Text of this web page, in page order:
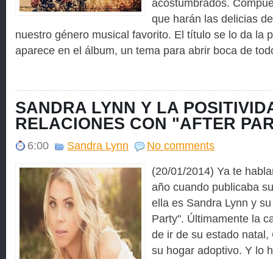
acostumbrados.
que harán las delicias
nuestro género musical favorito. El título se lo da la
aparece en el álbum, un tema para abrir boca de
SANDRA LYNN Y LA
RELACIONES CON "AFTER
6:00 Sandra Lynn
No comments
(20/01/2014) Ya te
año cuando publicaba
ella es Sandra Lynn y
Party". Últimamente la
de ir de su estado
su hogar adoptivo. Y lo